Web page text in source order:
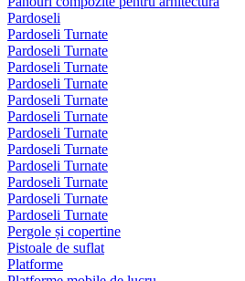
Pardoseli
Pardoseli Turnate
Pardoseli Turnate
Pardoseli Turnate
Pardoseli Turnate
Pardoseli Turnate
Pardoseli Turnate
Pardoseli Turnate
Pardoseli Turnate
Pardoseli Turnate
Pardoseli Turnate
Pardoseli Turnate
Pardoseli Turnate
Pergole și copertine
Pistoale de suflat
Platforme